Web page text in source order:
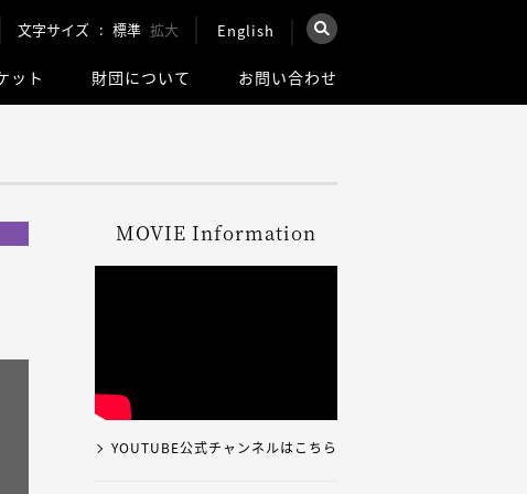
文字サイズ 標準 拡大 English
×
ット 財団について お問い合わせ
MOVIE Information
YOUTUBE公式チャンネルはこちら